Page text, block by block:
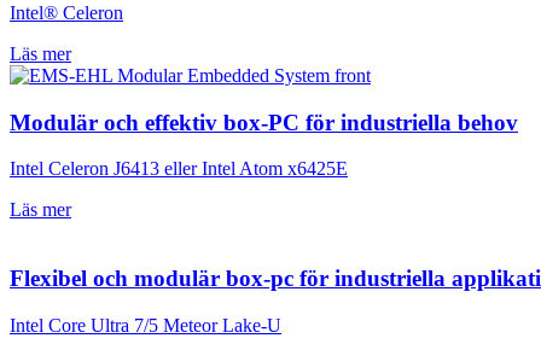
Intel® Celeron
Läs mer
Modulär och effektiv box-PC för industriella behov
Intel Celeron J6413 eller Intel Atom x6425E
Läs mer
Flexibel och modulär box-pc för industriella
Intel Core Ultra 7/5 Meteor Lake-U